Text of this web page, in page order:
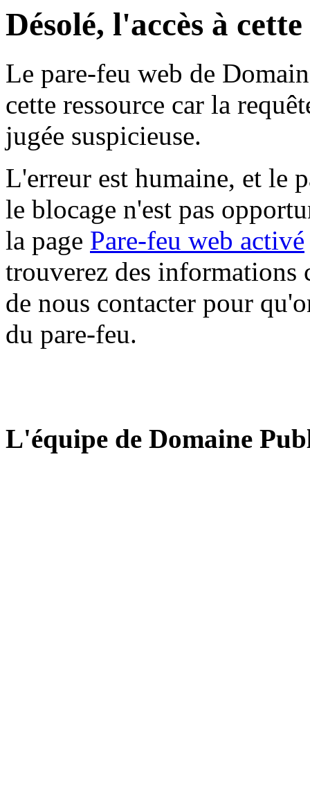
Désolé, l'accès à
Le pare-feu web de
cette ressource car la
jugée suspicieuse.
L'erreur est humaine, et le
le blocage n'est pas
la page Pare-feu web activé
trouverez des informations
de nous contacter pour
du pare-feu.
L'équipe de Domaine